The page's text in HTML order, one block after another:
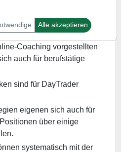
Coaching vorgestellten
auch für berufstätige
sind für DayTrader
eigenen sich auch für
über einige
systematisch mit der
Alle akzeptieren